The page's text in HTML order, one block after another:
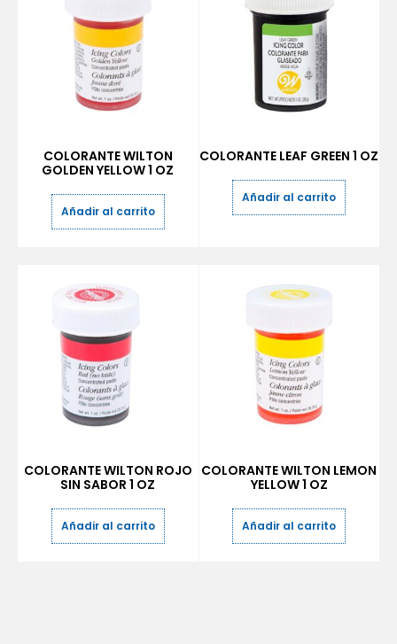
COLORANTE WILTON
GOLDEN YELLOW 1 OZ
Añadir al carrito
COLORANTE LEAF GREEN 1 OZ
Añadir al carrito
COLORANTE WILTON ROJO
SIN SABOR 1 OZ
Añadir al carrito
COLORANTE WILTON LEMON
YELLOW 1 OZ
Añadir al carrito